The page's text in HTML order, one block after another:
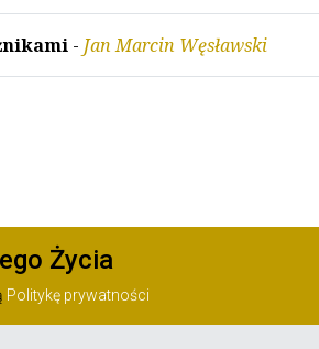
- Jan Marcin Węsławski
Życia
Politykę prywatności